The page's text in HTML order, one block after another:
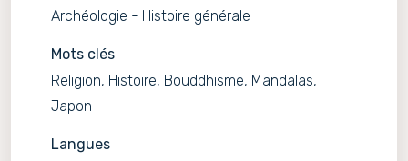
Archéologie - Histoire générale
Mots clés
Religion, Histoire, Bouddhisme, Mandalas,
Japon
Langues